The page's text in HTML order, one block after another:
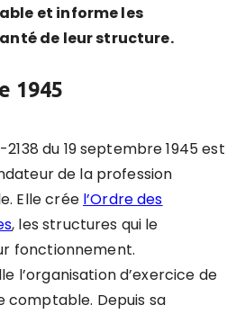
et informe les
de leur structure.
1945
du 19 septembre 1945 est
de la profession
Elle crée l’Ordre des
, les structures qui le
fonctionnement.
l’organisation d’exercice de
comptable. Depuis sa